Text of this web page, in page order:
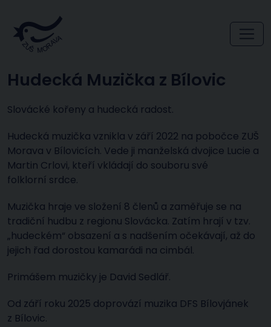
Hudecká Muzička z Bílovic
Slovácké kořeny a hudecká radost.
Hudecká muzička vznikla v září 2022 na pobočce ZUŠ
Morava v Bílovicích. Vede ji manželská dvojice Lucie a
Martin Crlovi, kteří vkládají do souboru své
folklorní srdce.
Muzička hraje ve složení 8 členů a zaměřuje se na
tradiční hudbu z regionu Slovácka. Zatím hrají v tzv.
„hudeckém“ obsazení a s nadšením očekávají, až do
jejich řad dorostou kamarádi na cimbál.
Primášem muzičky je David Sedlář.
Od září roku 2025 doprovází muzika DFS Bílovjánek
z Bílovic.